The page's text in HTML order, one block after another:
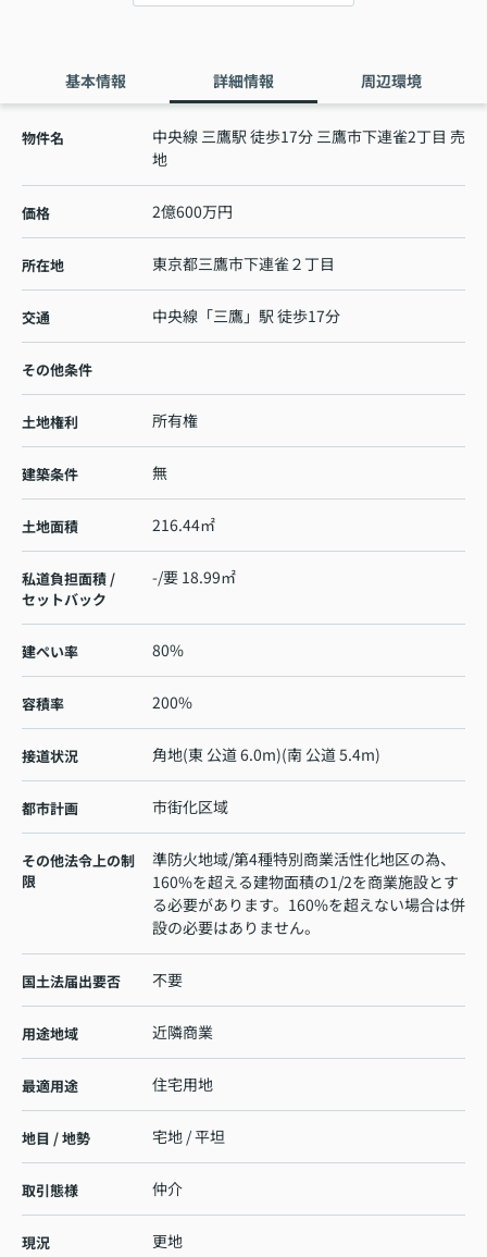
基本情報 詳細情報 周辺環境
物件名
中央線 三鷹駅 徒歩17分 三鷹市下連雀2丁目 売
地
価格 2億600万円
所在地 東京都三鷹市下連雀 ２丁目
交通 中央線 「三鷹」駅 徒歩17分
その他条件
土地権利 所有権
建築条件 無
土地面積 216.44㎡
私道負担面積 /
セットバック
-/要 18.99㎡
建ぺい率 80%
容積率 200%
接道状況 角地(東 公道 6.0m)(南 公道 5.4m)
都市計画 市街化区域
その他法令上の制
限
準防火地域/第4種特別商業活性化地区の為、
160%を超える建物面積の1/2を商業施設とす
る必要があります。160%を超えない場合は併
設の必要はありません。
国土法届出要否 不要
用途地域 近隣商業
最適用途 住宅用地
地目 / 地勢 宅地 / 平坦
取引態様 仲介
現況 更地